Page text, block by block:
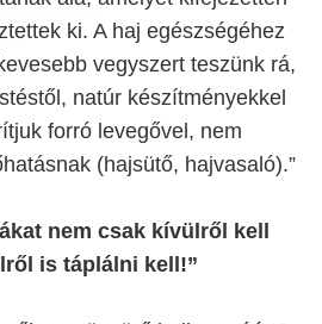
ki. A haj egészségéhez
vegyszert teszünk rá,
natúr készítményekkel
forró levegővel, nem
(hajsütő, hajvasaló).”
nem csak kívülről kell
is táplálni kell!”